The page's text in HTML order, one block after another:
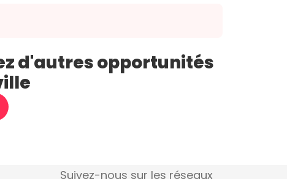
d'autres opportunités
Suivez-nous sur les réseaux